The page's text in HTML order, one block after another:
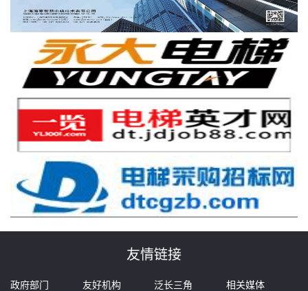
友情链接
政府部门 友好机构 泛长三角 相关媒体